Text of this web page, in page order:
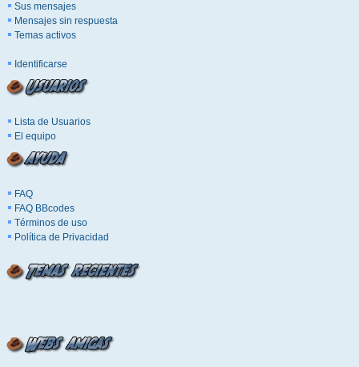
Sus mensajes
Mensajes sin respuesta
Temas activos
Identificarse
Lista de Usuarios
El equipo
FAQ
FAQ BBcodes
Términos de uso
Política de Privacidad